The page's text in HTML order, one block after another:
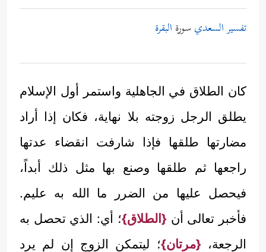
تفسير السعدي سورة البقرة
كان الطلاق في الجاهلية واستمر أول الإسلام
يطلق الرجل زوجته بلا نهاية، فكان إذا أراد
مضارتها طلقها فإذا شارفت انقضاء عدتها
راجعها ثم طلقها وصنع بها مثل ذلك أبداً،
فيحصل عليها من الضرر ما الله به عليم.
فأخبر تعالى أن {الطلاق}؛ أي: الذي تحصل به
الرجعة، {مرتان}؛ ليتمكن الزوج إن لم يرد